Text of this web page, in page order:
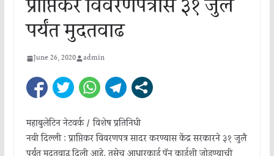
प्राप्तिकर विवरणपत्रास ३१ जुलै
पर्यंत मुदतवाढ
June 26, 2020 admin
महाबुलेटिन नेटवर्क / विशेष प्रतिनिधी
नवी दिल्ली : प्राप्तिकर विवरणपत्र सादर करण्यास केंद्र सरकारने ३१ जुलै